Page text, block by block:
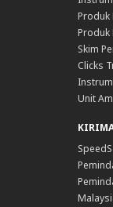
Produk
Produk
Skim
Clicks
Unit